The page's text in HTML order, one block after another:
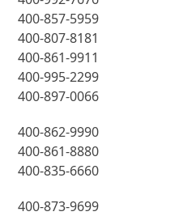
400-857-5959
400-807-8181
400-861-9911
400-995-2299
400-897-0066
400-862-9990
400-861-8880
400-835-6660
400-873-9699